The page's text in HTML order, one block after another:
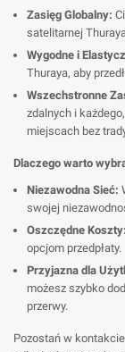
Zasięg Globalny:
satelitarnej
Wygodne i
Thuraya, aby
Wszechstronne
zdalnych i
miejscach bez
Dlaczego warto
Niezawodna Sieć:
swojej
Oszczędne Koszty:
opcjom przedpłaty.
Przyjazna dla
możesz szybko
przerwy.
Pozostań w